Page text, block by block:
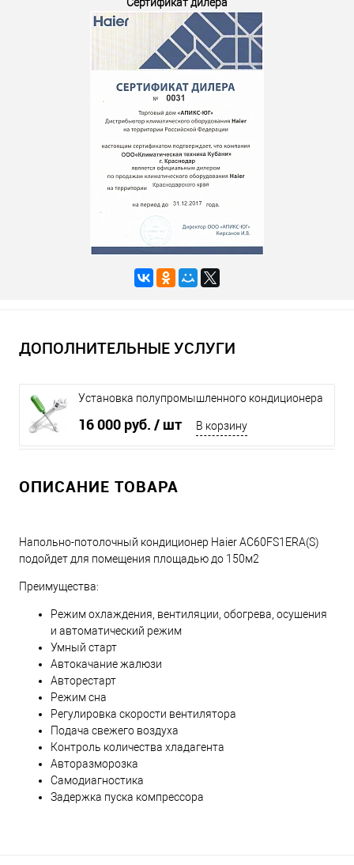
Сертификат дилера
ДОПОЛНИТЕЛЬНЫЕ УСЛУГИ
Установка полупромышленного кондиционера
16 000 руб. / шт В корзину
ОПИСАНИЕ ТОВАРА
Напольно-потолочный кондиционер Haier AC60FS1ERA(S)
подойдет для помещения площадью до 150м2
Преимущества:
Режим охлаждения, вентиляции, обогрева, осушения
и автоматический режим
Умный старт
Автокачание жалюзи
Авторестарт
Режим сна
Регулировка скорости вентилятора
Подача свежего воздуха
Контроль количества хладагента
Авторазморозка
Самодиагностика
Задержка пуска компрессора